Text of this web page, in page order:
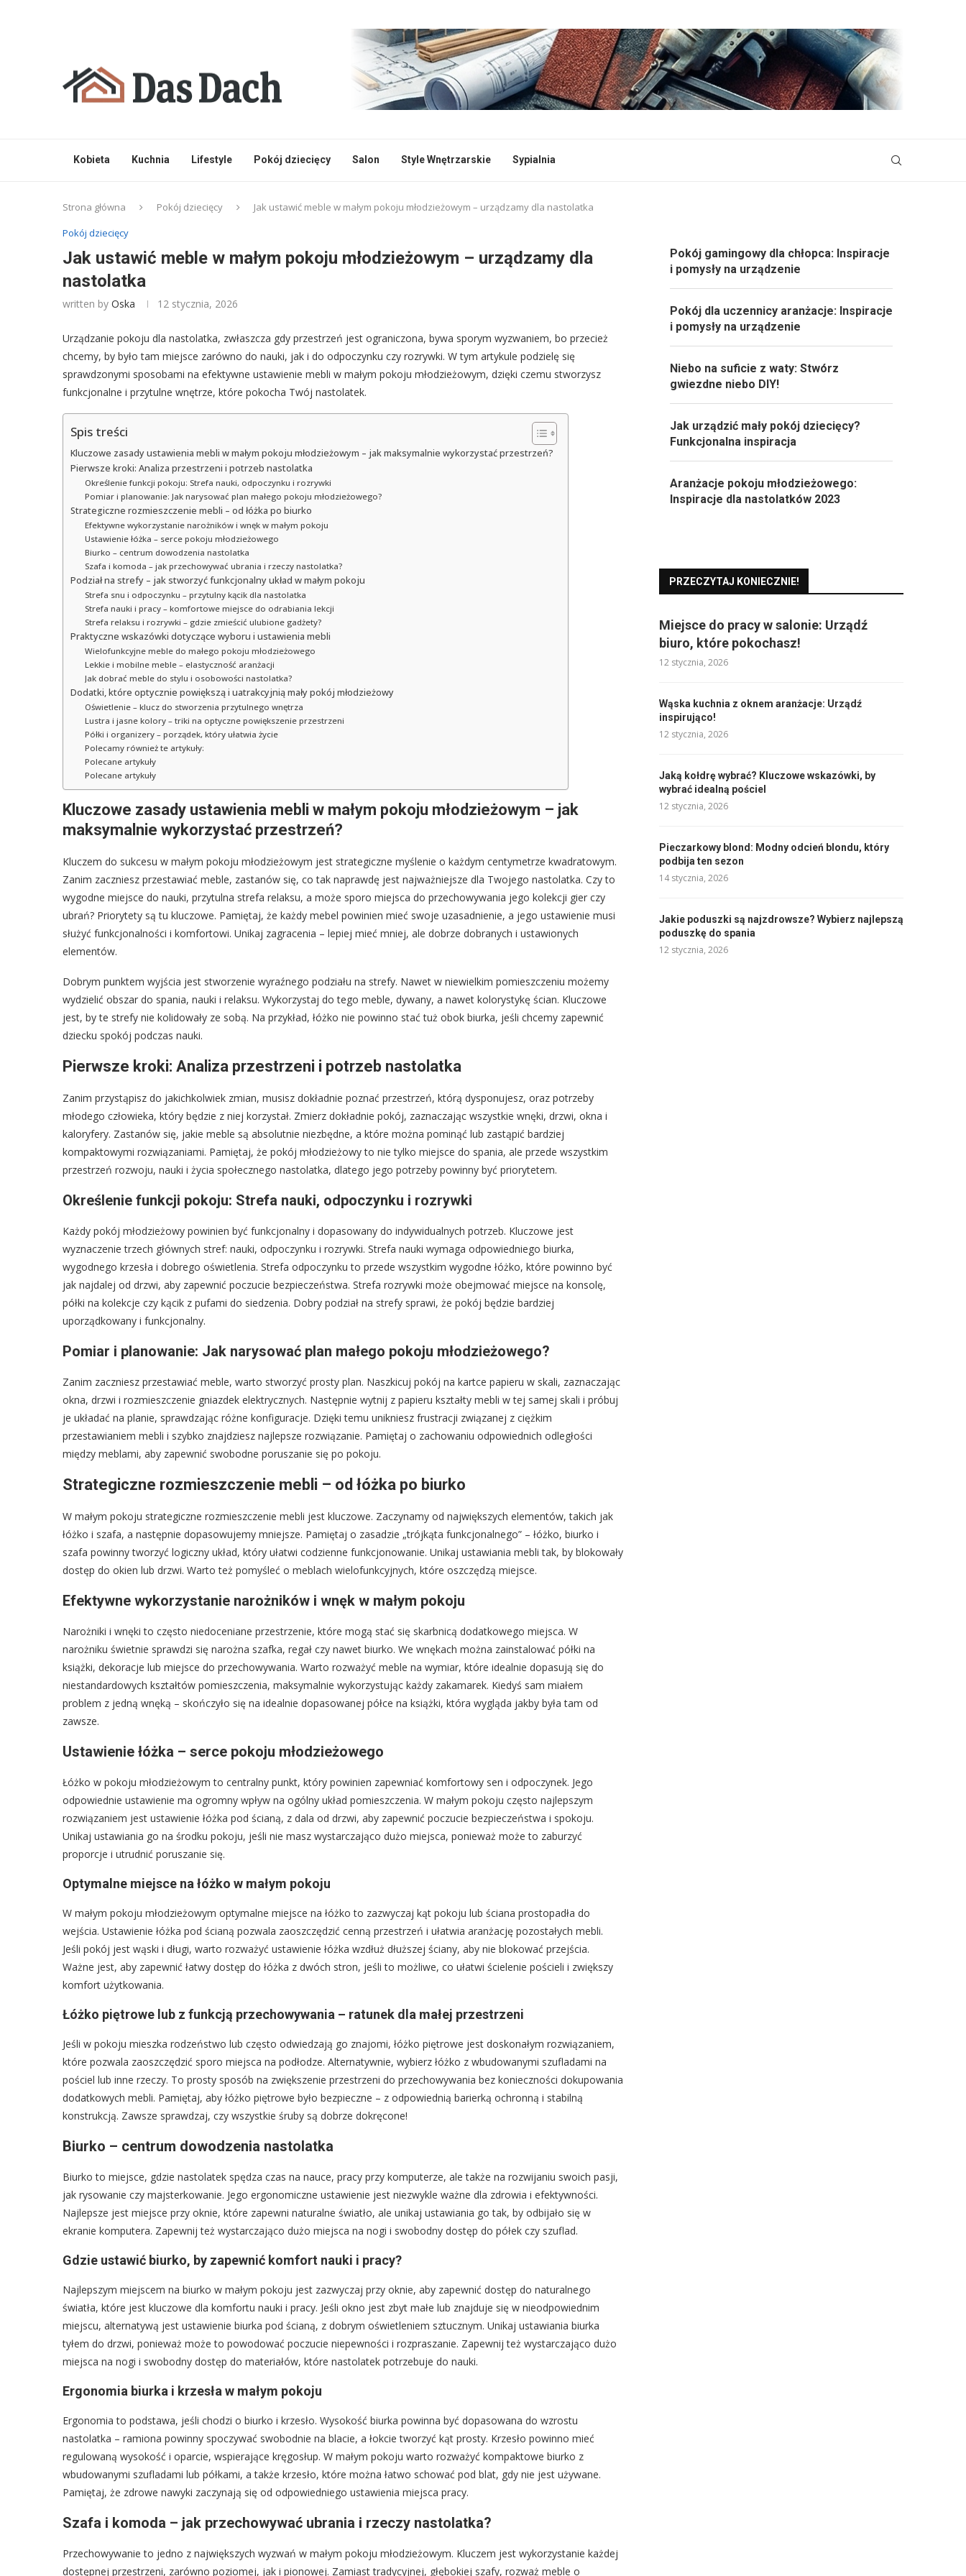
Kobieta Kuchnia Lifestyle Pokój dziecięcy Salon Style Wnętrzarskie Sypialnia
Strona główna Pokój dziecięcy
Jak ustawić meble w małym pokoju młodzieżowym – urządzamy dla nastolatka
Pokój dziecięcy
Jak ustawić meble w małym pokoju młodzieżowym – urządzamy dla
nastolatka
written by Oska 12 stycznia, 2026
Urządzanie pokoju dla nastolatka, zwłaszcza gdy przestrzeń jest ograniczona, bywa sporym wyzwaniem, bo przecież
chcemy, by było tam miejsce zarówno do nauki, jak i do odpoczynku czy rozrywki. W tym artykule podzielę się
sprawdzonymi sposobami na efektywne ustawienie mebli w małym pokoju młodzieżowym, dzięki czemu stworzysz
funkcjonalne i przytulne wnętrze, które pokocha Twój nastolatek.
Spis treści
Kluczowe zasady ustawienia mebli w małym pokoju młodzieżowym – jak maksymalnie wykorzystać przestrzeń?
Pierwsze kroki: Analiza przestrzeni i potrzeb nastolatka
Określenie funkcji pokoju: Strefa nauki, odpoczynku i rozrywki
Pomiar i planowanie: Jak narysować plan małego pokoju młodzieżowego?
Strategiczne rozmieszczenie mebli – od łóżka po biurko
Efektywne wykorzystanie narożników i wnęk w małym pokoju
Ustawienie łóżka – serce pokoju młodzieżowego
Biurko – centrum dowodzenia nastolatka
Szafa i komoda – jak przechowywać ubrania i rzeczy nastolatka?
Podział na strefy – jak stworzyć funkcjonalny układ w małym pokoju
Strefa snu i odpoczynku – przytulny kącik dla nastolatka
Strefa nauki i pracy – komfortowe miejsce do odrabiania lekcji
Strefa relaksu i rozrywki – gdzie zmieścić ulubione gadżety?
Praktyczne wskazówki dotyczące wyboru i ustawienia mebli
Wielofunkcyjne meble do małego pokoju młodzieżowego
Lekkie i mobilne meble – elastyczność aranżacji
Jak dobrać meble do stylu i osobowości nastolatka?
Dodatki, które optycznie powiększą i uatrakcyjnią mały pokój młodzieżowy
Oświetlenie – klucz do stworzenia przytulnego wnętrza
Lustra i jasne kolory – triki na optyczne powiększenie przestrzeni
Półki i organizery – porządek, który ułatwia życie
Polecamy również te artykuły:
Polecane artykuły
Polecane artykuły
Kluczowe zasady ustawienia mebli w małym pokoju młodzieżowym – jak
maksymalnie wykorzystać przestrzeń?
Kluczem do sukcesu w małym pokoju młodzieżowym jest strategiczne myślenie o każdym centymetrze kwadratowym.
Zanim zaczniesz przestawiać meble, zastanów się, co tak naprawdę jest najważniejsze dla Twojego nastolatka. Czy to
wygodne miejsce do nauki, przytulna strefa relaksu, a może sporo miejsca do przechowywania jego kolekcji gier czy
ubrań? Priorytety są tu kluczowe. Pamiętaj, że każdy mebel powinien mieć swoje uzasadnienie, a jego ustawienie musi
służyć funkcjonalności i komfortowi. Unikaj zagracenia – lepiej mieć mniej, ale dobrze dobranych i ustawionych
elementów.
Dobrym punktem wyjścia jest stworzenie wyraźnego podziału na strefy. Nawet w niewielkim pomieszczeniu możemy
wydzielić obszar do spania, nauki i relaksu. Wykorzystaj do tego meble, dywany, a nawet kolorystykę ścian. Kluczowe
jest, by te strefy nie kolidowały ze sobą. Na przykład, łóżko nie powinno stać tuż obok biurka, jeśli chcemy zapewnić
dziecku spokój podczas nauki.
Pierwsze kroki: Analiza przestrzeni i potrzeb nastolatka
Zanim przystąpisz do jakichkolwiek zmian, musisz dokładnie poznać przestrzeń, którą dysponujesz, oraz potrzeby
młodego człowieka, który będzie z niej korzystał. Zmierz dokładnie pokój, zaznaczając wszystkie wnęki, drzwi, okna i
kaloryfery. Zastanów się, jakie meble są absolutnie niezbędne, a które można pominąć lub zastąpić bardziej
kompaktowymi rozwiązaniami. Pamiętaj, że pokój młodzieżowy to nie tylko miejsce do spania, ale przede wszystkim
przestrzeń rozwoju, nauki i życia społecznego nastolatka, dlatego jego potrzeby powinny być priorytetem.
Określenie funkcji pokoju: Strefa nauki, odpoczynku i rozrywki
Każdy pokój młodzieżowy powinien być funkcjonalny i dopasowany do indywidualnych potrzeb. Kluczowe jest
wyznaczenie trzech głównych stref: nauki, odpoczynku i rozrywki. Strefa nauki wymaga odpowiedniego biurka,
wygodnego krzesła i dobrego oświetlenia. Strefa odpoczynku to przede wszystkim wygodne łóżko, które powinno być
jak najdalej od drzwi, aby zapewnić poczucie bezpieczeństwa. Strefa rozrywki może obejmować miejsce na konsolę,
półki na kolekcje czy kącik z pufami do siedzenia. Dobry podział na strefy sprawi, że pokój będzie bardziej
uporządkowany i funkcjonalny.
Pomiar i planowanie: Jak narysować plan małego pokoju młodzieżowego?
Zanim zaczniesz przestawiać meble, warto stworzyć prosty plan. Naszkicuj pokój na kartce papieru w skali, zaznaczając
okna, drzwi i rozmieszczenie gniazdek elektrycznych. Następnie wytnij z papieru kształty mebli w tej samej skali i próbuj
je układać na planie, sprawdzając różne konfiguracje. Dzięki temu unikniesz frustracji związanej z ciężkim
przestawianiem mebli i szybko znajdziesz najlepsze rozwiązanie. Pamiętaj o zachowaniu odpowiednich odległości
między meblami, aby zapewnić swobodne poruszanie się po pokoju.
Strategiczne rozmieszczenie mebli – od łóżka po biurko
W małym pokoju strategiczne rozmieszczenie mebli jest kluczowe. Zaczynamy od największych elementów, takich jak
łóżko i szafa, a następnie dopasowujemy mniejsze. Pamiętaj o zasadzie „trójkąta funkcjonalnego” – łóżko, biurko i
szafa powinny tworzyć logiczny układ, który ułatwi codzienne funkcjonowanie. Unikaj ustawiania mebli tak, by blokowały
dostęp do okien lub drzwi. Warto też pomyśleć o meblach wielofunkcyjnych, które oszczędzą miejsce.
Efektywne wykorzystanie narożników i wnęk w małym pokoju
Narożniki i wnęki to często niedoceniane przestrzenie, które mogą stać się skarbnicą dodatkowego miejsca. W
narożniku świetnie sprawdzi się narożna szafka, regał czy nawet biurko. We wnękach można zainstalować półki na
książki, dekoracje lub miejsce do przechowywania. Warto rozważyć meble na wymiar, które idealnie dopasują się do
niestandardowych kształtów pomieszczenia, maksymalnie wykorzystując każdy zakamarek. Kiedyś sam miałem
problem z jedną wnęką – skończyło się na idealnie dopasowanej półce na książki, która wygląda jakby była tam od
zawsze.
Ustawienie łóżka – serce pokoju młodzieżowego
Łóżko w pokoju młodzieżowym to centralny punkt, który powinien zapewniać komfortowy sen i odpoczynek. Jego
odpowiednie ustawienie ma ogromny wpływ na ogólny układ pomieszczenia. W małym pokoju często najlepszym
rozwiązaniem jest ustawienie łóżka pod ścianą, z dala od drzwi, aby zapewnić poczucie bezpieczeństwa i spokoju.
Unikaj ustawiania go na środku pokoju, jeśli nie masz wystarczająco dużo miejsca, ponieważ może to zaburzyć
proporcje i utrudnić poruszanie się.
Optymalne miejsce na łóżko w małym pokoju
W małym pokoju młodzieżowym optymalne miejsce na łóżko to zazwyczaj kąt pokoju lub ściana prostopadła do
wejścia. Ustawienie łóżka pod ścianą pozwala zaoszczędzić cenną przestrzeń i ułatwia aranżację pozostałych mebli.
Jeśli pokój jest wąski i długi, warto rozważyć ustawienie łóżka wzdłuż dłuższej ściany, aby nie blokować przejścia.
Ważne jest, aby zapewnić łatwy dostęp do łóżka z dwóch stron, jeśli to możliwe, co ułatwi ścielenie pościeli i zwiększy
komfort użytkowania.
Łóżko piętrowe lub z funkcją przechowywania – ratunek dla małej przestrzeni
Jeśli w pokoju mieszka rodzeństwo lub często odwiedzają go znajomi, łóżko piętrowe jest doskonałym rozwiązaniem,
które pozwala zaoszczędzić sporo miejsca na podłodze. Alternatywnie, wybierz łóżko z wbudowanymi szufladami na
pościel lub inne rzeczy. To prosty sposób na zwiększenie przestrzeni do przechowywania bez konieczności dokupowania
dodatkowych mebli. Pamiętaj, aby łóżko piętrowe było bezpieczne – z odpowiednią barierką ochronną i stabilną
konstrukcją. Zawsze sprawdzaj, czy wszystkie śruby są dobrze dokręcone!
Biurko – centrum dowodzenia nastolatka
Biurko to miejsce, gdzie nastolatek spędza czas na nauce, pracy przy komputerze, ale także na rozwijaniu swoich pasji,
jak rysowanie czy majsterkowanie. Jego ergonomiczne ustawienie jest niezwykle ważne dla zdrowia i efektywności.
Najlepsze jest miejsce przy oknie, które zapewni naturalne światło, ale unikaj ustawiania go tak, by odbijało się w
ekranie komputera. Zapewnij też wystarczająco dużo miejsca na nogi i swobodny dostęp do półek czy szuflad.
Gdzie ustawić biurko, by zapewnić komfort nauki i pracy?
Najlepszym miejscem na biurko w małym pokoju jest zazwyczaj przy oknie, aby zapewnić dostęp do naturalnego
światła, które jest kluczowe dla komfortu nauki i pracy. Jeśli okno jest zbyt małe lub znajduje się w nieodpowiednim
miejscu, alternatywą jest ustawienie biurka pod ścianą, z dobrym oświetleniem sztucznym. Unikaj ustawiania biurka
tyłem do drzwi, ponieważ może to powodować poczucie niepewności i rozpraszanie. Zapewnij też wystarczająco dużo
miejsca na nogi i swobodny dostęp do materiałów, które nastolatek potrzebuje do nauki.
Ergonomia biurka i krzesła w małym pokoju
Ergonomia to podstawa, jeśli chodzi o biurko i krzesło. Wysokość biurka powinna być dopasowana do wzrostu
nastolatka – ramiona powinny spoczywać swobodnie na blacie, a łokcie tworzyć kąt prosty. Krzesło powinno mieć
regulowaną wysokość i oparcie, wspierające kręgosłup. W małym pokoju warto rozważyć kompaktowe biurko z
wbudowanymi szufladami lub półkami, a także krzesło, które można łatwo schować pod blat, gdy nie jest używane.
Pamiętaj, że zdrowe nawyki zaczynają się od odpowiedniego ustawienia miejsca pracy.
Szafa i komoda – jak przechowywać ubrania i rzeczy nastolatka?
Przechowywanie to jedno z największych wyzwań w małym pokoju młodzieżowym. Kluczem jest wykorzystanie każdej
dostępnej przestrzeni, zarówno poziomej, jak i pionowej. Zamiast tradycyjnej, głębokiej szafy, rozważ meble o
Pokój gamingowy dla chłopca: Inspiracje
i pomysły na urządzenie
Pokój dla uczennicy aranżacje: Inspiracje
i pomysły na urządzenie
Niebo na suficie z waty: Stwórz
gwiezdne niebo DIY!
Jak urządzić mały pokój dziecięcy?
Funkcjonalna inspiracja
Aranżacje pokoju młodzieżowego:
Inspiracje dla nastolatków 2023
PRZECZYTAJ KONIECZNIE!
Miejsce do pracy w salonie: Urządź
biuro, które pokochasz!
12 stycznia, 2026
Wąska kuchnia z oknem aranżacje: Urządź
inspirująco!
12 stycznia, 2026
Jaką kołdrę wybrać? Kluczowe wskazówki, by
wybrać idealną pościel
12 stycznia, 2026
Pieczarkowy blond: Modny odcień blondu, który
podbija ten sezon
14 stycznia, 2026
Jakie poduszki są najzdrowsze? Wybierz najlepszą
poduszkę do spania
12 stycznia, 2026